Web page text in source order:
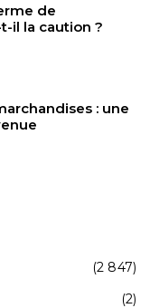
de
il la caution ?
: une
(2 847)
(2)